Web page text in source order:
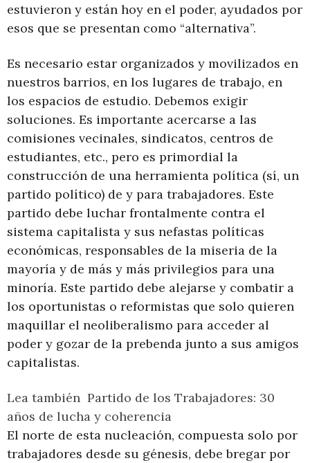
estuvieron y están hoy en el poder, ayudados por
esos que se presentan como “alternativa”.
Es necesario estar organizados y movilizados en
nuestros barrios, en los lugares de trabajo, en
los espacios de estudio. Debemos exigir
soluciones. Es importante acercarse a las
comisiones vecinales, sindicatos, centros de
estudiantes, etc., pero es primordial la
construcción de una herramienta política (sí, un
partido político) de y para trabajadores. Este
partido debe luchar frontalmente contra el
sistema capitalista y sus nefastas políticas
económicas, responsables de la miseria de la
mayoría y de más y más privilegios para una
minoría. Este partido debe alejarse y combatir a
los oportunistas o reformistas que solo quieren
maquillar el neoliberalismo para acceder al
poder y gozar de la prebenda junto a sus amigos
capitalistas.
Lea también Partido de los Trabajadores: 30
años de lucha y coherencia
El norte de esta nucleación, compuesta solo por
trabajadores desde su génesis, debe bregar por